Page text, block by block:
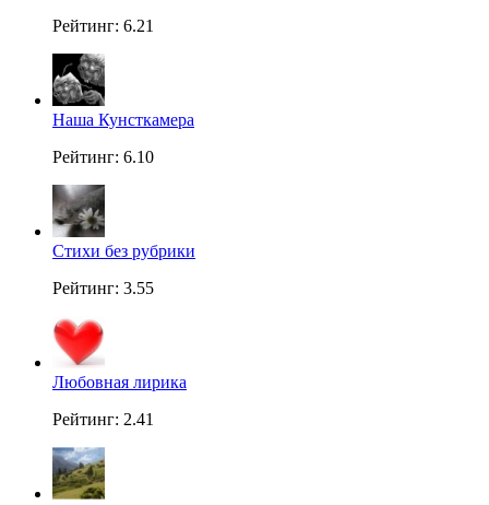
Рейтинг: 6.21
Наша Кунсткамера
Рейтинг: 6.10
Стихи без рубрики
Рейтинг: 3.55
Любовная лирика
Рейтинг: 2.41